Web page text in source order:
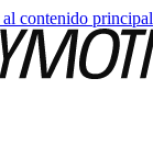
al contenido principal